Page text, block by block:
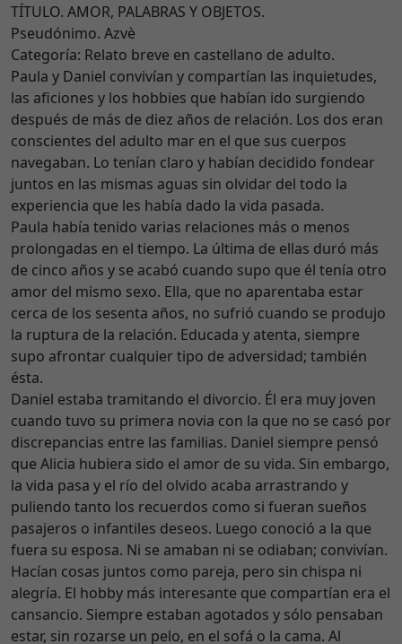
TÍTULO. AMOR, PALABRAS Y OBJETOS.
Pseudónimo. Azvè
Categoría: Relato breve en castellano de adulto.
Paula y Daniel convivían y compartían las inquietudes,
las aficiones y los hobbies que habían ido surgiendo
después de más de diez años de relación. Los dos eran
conscientes del adulto mar en el que sus cuerpos
navegaban. Lo tenían claro y habían decidido fondear
juntos en las mismas aguas sin olvidar del todo la
experiencia que les había dado la vida pasada.
Paula había tenido varias relaciones más o menos
prolongadas en el tiempo. La última de ellas duró más
de cinco años y se acabó cuando supo que él tenía otro
amor del mismo sexo. Ella, que no aparentaba estar
cerca de los sesenta años, no sufrió cuando se produjo
la ruptura de la relación. Educada y atenta, siempre
supo afrontar cualquier tipo de adversidad; también
ésta.
Daniel estaba tramitando el divorcio. Él era muy joven
cuando tuvo su primera novia con la que no se casó por
discrepancias entre las familias. Daniel siempre pensó
que Alicia hubiera sido el amor de su vida. Sin embargo,
la vida pasa y el río del olvido acaba arrastrando y
puliendo tanto los recuerdos como si fueran sueños
pasajeros o infantiles deseos. Luego conoció a la que
fuera su esposa. Ni se amaban ni se odiaban; convivían.
Hacían cosas juntos como pareja, pero sin chispa ni
alegría. El hobby más interesante que compartían era el
cansancio. Siempre estaban agotados y sólo pensaban
estar, sin rozarse un pelo, en el sofá o la cama. Al